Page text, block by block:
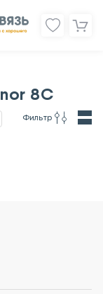
8C
Фильтр